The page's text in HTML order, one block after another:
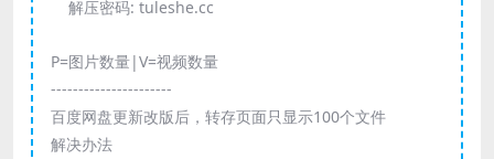
解压密码: tuleshe.cc
P=图片数量|V=视频数量
----------------------
百度网盘更新改版后，转存页面只显示100个文件
解决办法